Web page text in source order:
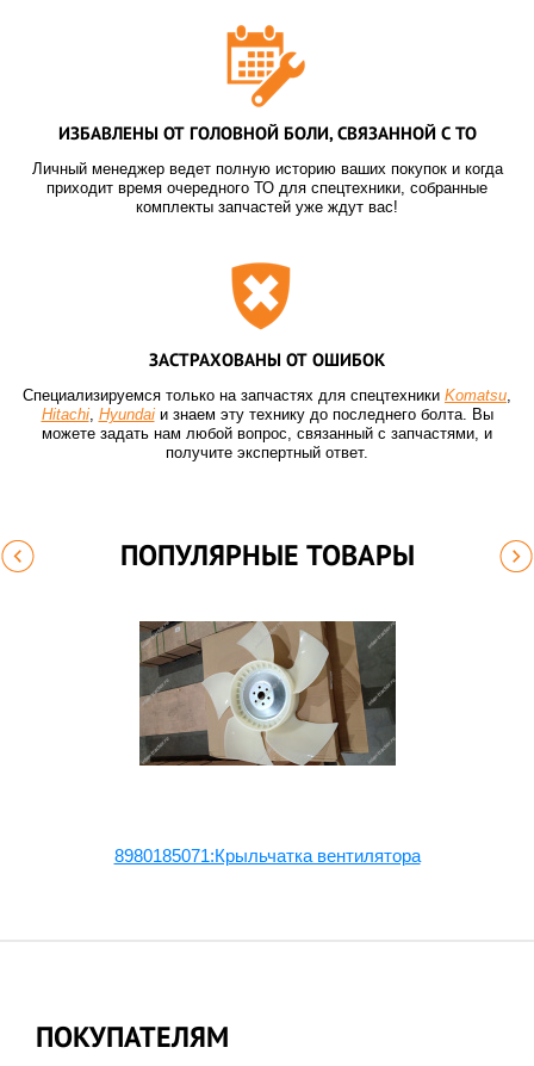
ИЗБАВЛЕНЫ ОТ ГОЛОВНОЙ БОЛИ, СВЯЗАННОЙ С ТО
Личный менеджер ведет полную историю ваших покупок и когда
приходит время очередного ТО для спецтехники, собранные
комплекты запчастей уже ждут вас!
ЗАСТРАХОВАНЫ ОТ ОШИБОК
Специализируемся только на запчастях для спецтехники Komatsu,
Hitachi, Hyundaiи знаем эту технику до последнего болта. Вы
можете задать нам любой вопрос, связанный с запчастями, и
получите экспертный ответ.
ПОПУЛЯРНЫЕ ТОВАРЫ
8980185071:Крыльчатка вентилятора
ПОКУПАТЕЛЯМ